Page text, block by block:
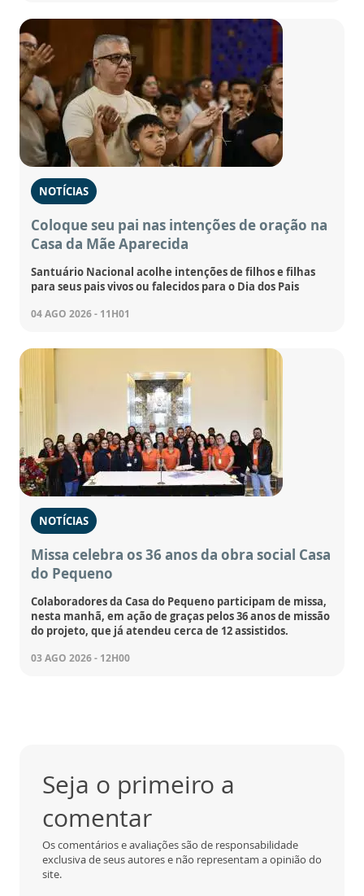
NOTÍCIAS
Coloque seu pai nas intenções de oração na
Casa da Mãe Aparecida
Santuário Nacional acolhe intenções de filhos e filhas
para seus pais vivos ou falecidos para o Dia dos Pais
04 AGO 2026 - 11H01
NOTÍCIAS
Missa celebra os 36 anos da obra social Casa
do Pequeno
Colaboradores da Casa do Pequeno participam de missa,
nesta manhã, em ação de graças pelos 36 anos de missão
do projeto, que já atendeu cerca de 12 assistidos.
03 AGO 2026 - 12H00
Seja o primeiro a
comentar
Os comentários e avaliações são de responsabilidade
exclusiva de seus autores e não representam a opinião do
site.